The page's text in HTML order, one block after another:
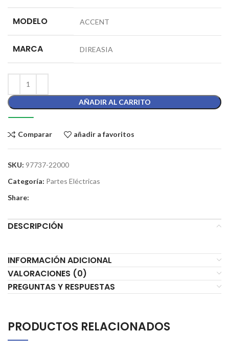
MODELO ACCENT
MARCA DIREASIA
AÑADIR AL CARRITO
Comparar añadir a favoritos
SKU: 97737-22000
Categoría: Partes Eléctricas
Share:
DESCRIPCIÓN
INFORMACIÓN ADICIONAL
VALORACIONES (0)
PREGUNTAS Y RESPUESTAS
PRODUCTOS RELACIONADOS